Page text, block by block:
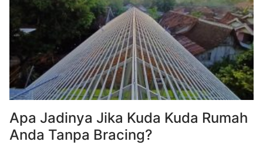
Apa Jadinya Jika Kuda Kuda Rumah
Anda Tanpa Bracing?